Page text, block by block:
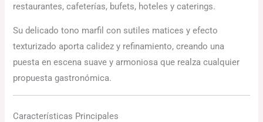
restaurantes, cafeterías, bufets, hoteles y caterings.
Su delicado tono marfil con sutiles matices y efecto
texturizado aporta calidez y refinamiento, creando una
puesta en escena suave y armoniosa que realza cualquier
propuesta gastronómica.
Características Principales